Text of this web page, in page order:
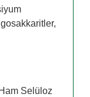
Selüloz